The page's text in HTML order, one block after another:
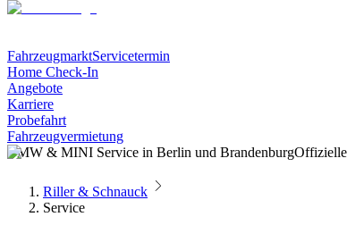
FahrzeugmarktServicetermin
Home Check-In
Angebote
Karriere
Probefahrt
Fahrzeugvermietung
BMW & MINI Service in Berlin und Brandenburg
Riller & Schnauck
Service